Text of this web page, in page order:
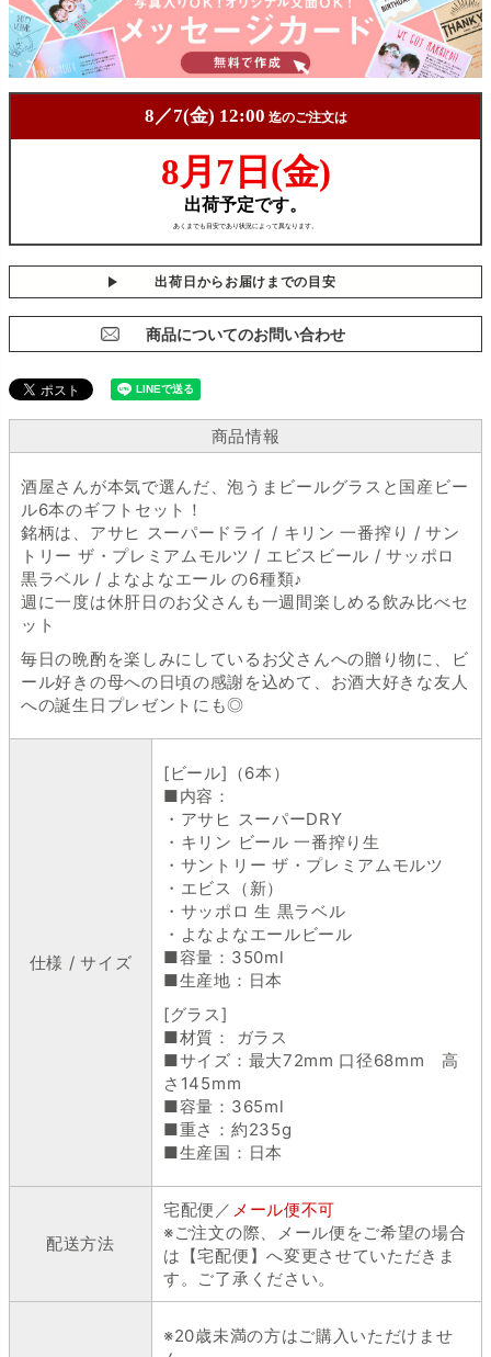
出荷日からお届けまでの目安
商品についてのお問い合わせ
商品情報
酒屋さんが本気で選んだ、泡うまビールグラスと国産ビー
ル6本のギフトセット！
銘柄は、アサヒ スーパードライ / キリン 一番搾り / サン
トリー ザ・プレミアムモルツ / エビスビール / サッポロ
黒ラベル / よなよなエール の6種類♪
週に一度は休肝日のお父さんも一週間楽しめる飲み比べセ
ット
毎日の晩酌を楽しみにしているお父さんへの贈り物に、ビ
ール好きの母への日頃の感謝を込めて、お酒大好きな友人
への誕生日プレゼントにも◎
仕様 / サイズ
[ビール]（6本）
■内容：
・アサヒ スーパーDRY
・キリン ビール 一番搾り生
・サントリー ザ・プレミアムモルツ
・エビス（新）
・サッポロ 生 黒ラベル
・よなよなエールビール
■容量：350ml
■生産地：日本
[グラス]
■材質： ガラス
■サイズ：最大72mm 口径68mm 高
さ145mm
■容量：365ml
■重さ：約235g
■生産国：日本
配送方法
宅配便／ メール便不可
※ご注文の際、メール便をご希望の場合
は【宅配便】へ変更させていただきま
す。ご了承ください。
※20歳未満の方はご購入いただけませ